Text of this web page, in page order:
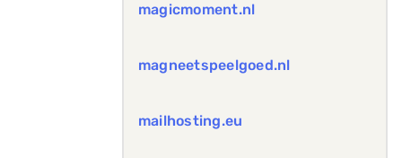
magicmoment.nl
magneetspeelgoed.nl
mailhosting.eu